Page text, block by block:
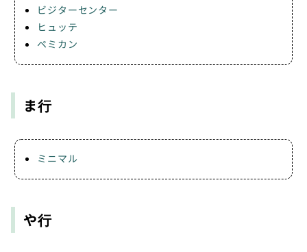
ビジターセンター
ヒュッテ
ペミカン
ま行
ミニマル
や行